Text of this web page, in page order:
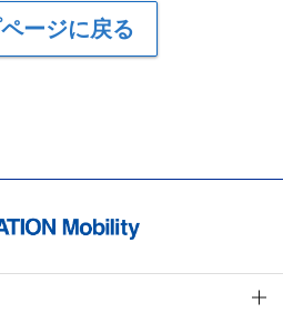
ページに戻る